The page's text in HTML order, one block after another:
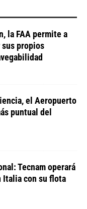
la FAA permite a
propios
el Aeropuerto
puntual del
Tecnam operará
Italia con su flota